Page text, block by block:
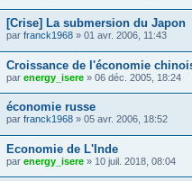
[Crise] La submersion du Japon
par franck1968 » 01 avr. 2006, 11:43
Croissance de l'économie
par energy_isere » 06 déc. 2005, 18:24
économie russe
par franck1968 » 05 avr. 2006, 18:52
Economie de L'Inde
par energy_isere » 10 juil. 2018, 08:04